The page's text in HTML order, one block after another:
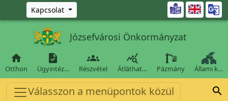
Ugrás a fő tartalomra
Kapcsolat 
Józsefvárosi Önkormányzat

Otthon

Ügyintéz…

Részvétel

Átláthat… Pázmány Állami k…
Válasszon a menüpontok közül 